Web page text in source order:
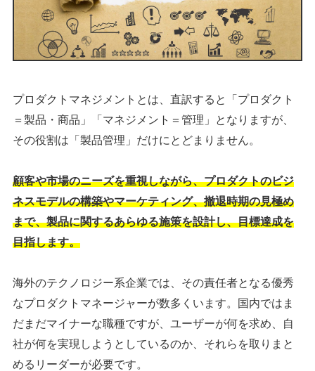
プロダクトマネジメントとは、直訳すると「プロダクト
＝製品・商品」「マネジメント＝管理」となりますが、
その役割は「製品管理」だけにとどまりません。
顧客や市場のニーズを重視しながら、プロダクトのビジ
ネスモデルの構築やマーケティング、撤退時期の見極め
まで、製品に関するあらゆる施策を設計し、目標達成を
目指します。
海外のテクノロジー系企業では、その責任者となる優秀
なプロダクトマネージャーが数多くいます。国内ではま
だまだマイナーな職種ですが、ユーザーが何を求め、自
社が何を実現しようとしているのか、それらを取りまと
めるリーダーが必要です。